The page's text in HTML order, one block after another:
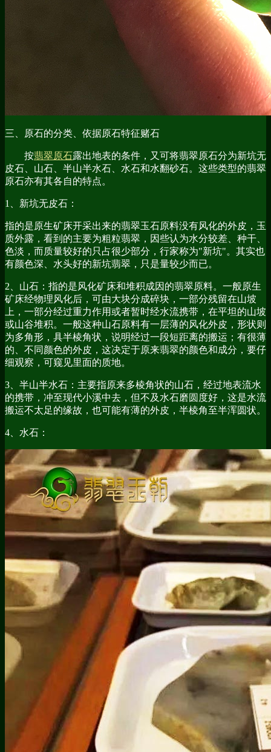
三、原石的分类、依据原石特征赌石
按翡翠原石露出地表的条件，又可将翡翠原石分为新坑无
皮石、山石、半山半水石、水石和水翻砂石。这些类型的翡翠
原石亦有其各自的特点。
1、新坑无皮石：
指的是原生矿床开采出来的翡翠玉石原料没有风化的外皮，玉
质外露，看到的主要为粗粒翡翠，因些认为水分较差、种干、
色淡，而质量较好的只占很少部分，行家称为"新坑"。其实也
有颜色深、水头好的新坑翡翠，只是量较少而已。
2、山石：指的是风化矿床和堆积成因的翡翠原料。一般原生
矿床经物理风化后，可由大块分成碎块，一部分残留在山坡
上，一部分经过重力作用或者暂时经水流携带，在平坦的山坡
或山谷堆积。一般这种山石原料有一层薄的风化外皮，形状则
为多角形，具半棱角状，说明经过一段短距离的搬运；有很薄
的、不同颜色的外皮，这决定于原来翡翠的颜色和成分，要仔
细观察，可窥见里面的质地。
3、半山半水石：主要指原来多棱角状的山石，经过地表流水
的携带，冲至现代小溪中去，但不及水石磨圆度好，这是水流
搬运不太足的缘故，也可能有薄的外皮，半棱角至半浑圆状。
4、水石：